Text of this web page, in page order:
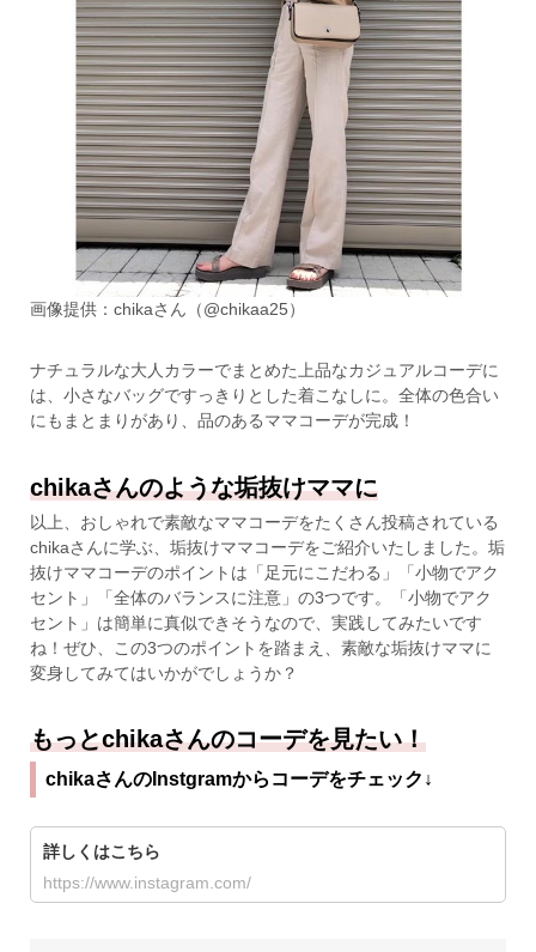
画像提供：chikaさん（@chikaa25）
ナチュラルな大人カラーでまとめた上品なカジュアルコーデに
は、小さなバッグですっきりとした着こなしに。全体の色合い
にもまとまりがあり、品のあるママコーデが完成！
chikaさんのような垢抜けママに
以上、おしゃれで素敵なママコーデをたくさん投稿されている
chikaさんに学ぶ、垢抜けママコーデをご紹介いたしました。垢
抜けママコーデのポイントは「足元にこだわる」「小物でアク
セント」「全体のバランスに注意」の3つです。「小物でアク
セント」は簡単に真似できそうなので、実践してみたいです
ね！ぜひ、この3つのポイントを踏まえ、素敵な垢抜けママに
変身してみてはいかがでしょうか？
もっとchikaさんのコーデを見たい！
chikaさんのInstgramからコーデをチェック↓
詳しくはこちら
https://www.instagram.com/